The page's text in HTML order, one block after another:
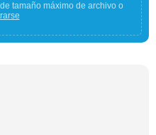
tamaño máximo de archivo o